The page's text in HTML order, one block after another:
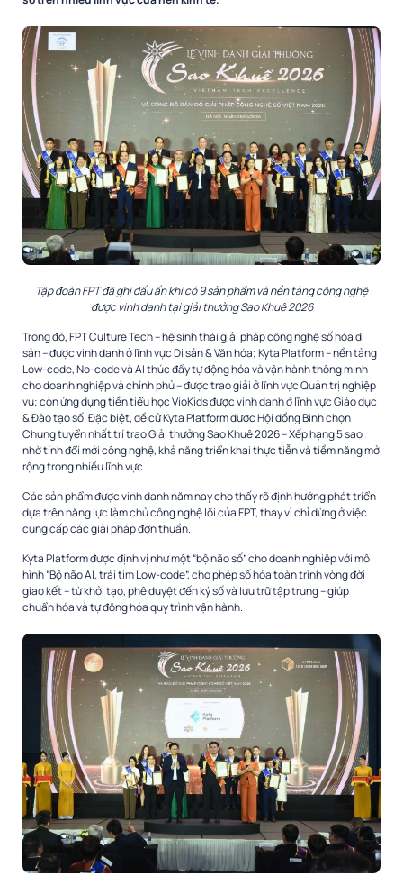
Tập đoàn FPT đã ghi dấu ấn khi có 9 sản phẩm và nền tảng công nghệ
được vinh danh tại giải thưởng Sao Khuê 2026
Trong đó, FPT Culture Tech – hệ sinh thái giải pháp công nghệ số hóa di
sản – được vinh danh ở lĩnh vực Di sản & Văn hóa; Kyta Platform – nền tảng
Low-code, No-code và AI thúc đẩy tự động hóa và vận hành thông minh
cho doanh nghiệp và chính phủ – được trao giải ở lĩnh vực Quản trị nghiệp
vụ; còn ứng dụng tiền tiểu học VioKids được vinh danh ở lĩnh vực Giáo dục
& Đào tạo số. Đặc biệt, đề cử Kyta Platform được Hội đồng Bình chọn
Chung tuyển nhất trí trao Giải thưởng Sao Khuê 2026 – Xếp hạng 5 sao
nhờ tính đổi mới công nghệ, khả năng triển khai thực tiễn và tiềm năng mở
rộng trong nhiều lĩnh vực.
Các sản phẩm được vinh danh năm nay cho thấy rõ định hướng phát triển
dựa trên năng lực làm chủ công nghệ lõi của FPT, thay vì chỉ dừng ở việc
cung cấp các giải pháp đơn thuần.
Kyta Platform được định vị như một “bộ não số” cho doanh nghiệp với mô
hình “Bộ não AI, trái tim Low-code”, cho phép số hóa toàn trình vòng đời
giao kết – từ khởi tạo, phê duyệt đến ký số và lưu trữ tập trung – giúp
chuẩn hóa và tự động hóa quy trình vận hành.